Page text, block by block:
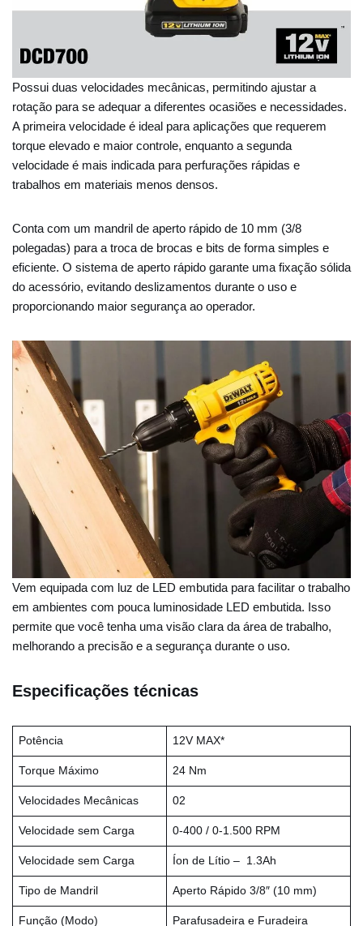
Possui duas velocidades mecânicas, permitindo ajustar a
rotação para se adequar a diferentes ocasiões e necessidades.
A primeira velocidade é ideal para aplicações que requerem
torque elevado e maior controle, enquanto a segunda
velocidade é mais indicada para perfurações rápidas e
trabalhos em materiais menos densos.
Conta com um mandril de aperto rápido de 10 mm (3/8
polegadas) para a troca de brocas e bits de forma simples e
eficiente. O sistema de aperto rápido garante uma fixação sólida
do acessório, evitando deslizamentos durante o uso e
proporcionando maior segurança ao operador.
Vem equipada com luz de LED embutida para facilitar o trabalho
em ambientes com pouca luminosidade LED embutida. Isso
permite que você tenha uma visão clara da área de trabalho,
melhorando a precisão e a segurança durante o uso.
Especificações técnicas
Potência 12V MAX*
Torque Máximo 24 Nm
Velocidades Mecânicas 02
Velocidade sem Carga 0-400 / 0-1.500 RPM
Velocidade sem Carga Íon de Lítio – 1.3Ah
Tipo de Mandril Aperto Rápido 3/8″ (10 mm)
Função (Modo) Parafusadeira e Furadeira